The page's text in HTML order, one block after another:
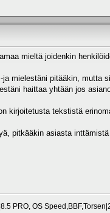
mieltä joidenkin
mielestäni pitääkin, mutta
haittaa yhtään jos
kirjoitetusta tekstistä
pitkääkin asiasta
PRO, OS